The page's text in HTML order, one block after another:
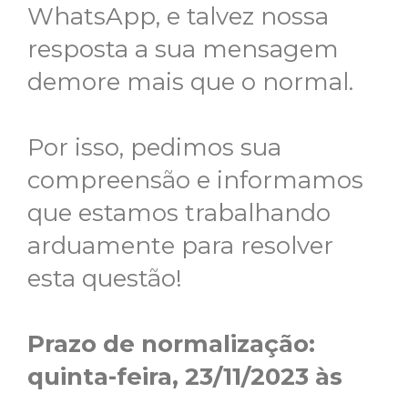
WhatsApp, e talvez nossa
resposta a sua mensagem
demore mais que o normal.
Por isso, pedimos sua
compreensão e informamos
que estamos trabalhando
arduamente para resolver
esta questão!
Prazo de normalização:
quinta-feira, 23/11/2023 às